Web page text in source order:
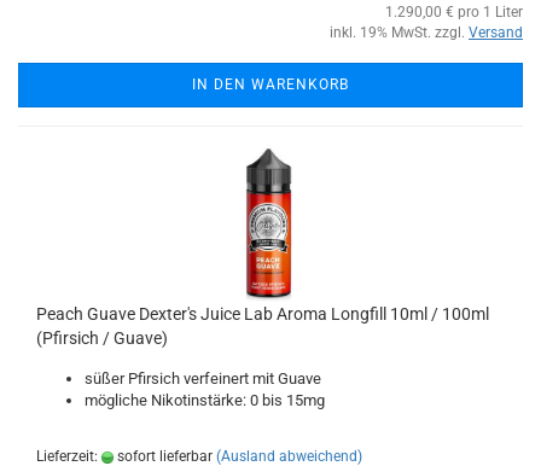
1.290,00 € pro 1 Liter
inkl. 19% MwSt. zzgl. Versand
IN DEN WARENKORB
Peach Guave Dexter's Juice Lab Aroma Longfill 10ml / 100ml
(Pfirsich / Guave)
süßer Pfirsich verfeinert mit Guave
mögliche Nikotinstärke: 0 bis 15mg
Lieferzeit: sofort lieferbar (Ausland abweichend)